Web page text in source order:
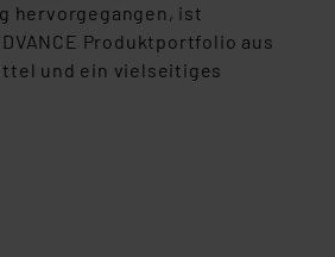
hervorgegangen, ist
Produktportfolio aus
und ein vielseitiges